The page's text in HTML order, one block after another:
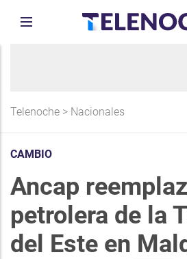
Telenoche > Nacionales
CAMBIO
Ancap
petrolera de la
del Este en